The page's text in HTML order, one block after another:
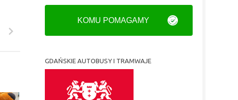
KOMU POMAGAMY
GDAŃSKIE AUTOBUSY I TRAMWAJE